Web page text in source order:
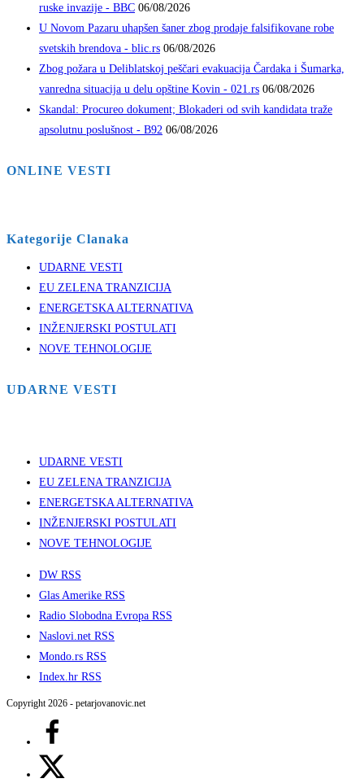
ruske invazije - BBC 06/08/2026
U Novom Pazaru uhapšen šaner zbog prodaje falsifikovane robe
svetskih brendova - blic.rs 06/08/2026
Zbog požara u Deliblatskoj peščari evakuacija Čardaka i Šumarka,
vanredna situacija u delu opštine Kovin - 021.rs 06/08/2026
Skandal: Procureo dokument; Blokaderi od svih kandidata traže
apsolutnu poslušnost - B92 06/08/2026
ONLINE VESTI
Kategorije Clanaka
UDARNE VESTI
EU ZELENA TRANZICIJA
ENERGETSKA ALTERNATIVA
INŽENJERSKI POSTULATI
NOVE TEHNOLOGIJE
UDARNE VESTI
UDARNE VESTI
EU ZELENA TRANZICIJA
ENERGETSKA ALTERNATIVA
INŽENJERSKI POSTULATI
NOVE TEHNOLOGIJE
DW RSS
Glas Amerike RSS
Radio Slobodna Evropa RSS
Naslovi.net RSS
Mondo.rs RSS
Index.hr RSS
Copyright 2026 - petarjovanovic.net